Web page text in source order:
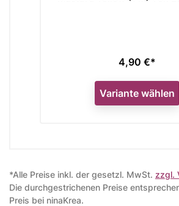
Preis
4,90 €*
Variante wählen
*Alle Preise inkl. der gesetzl. MwSt. zzgl.
Die durchgestrichenen Preise
Preis bei ninaKrea.